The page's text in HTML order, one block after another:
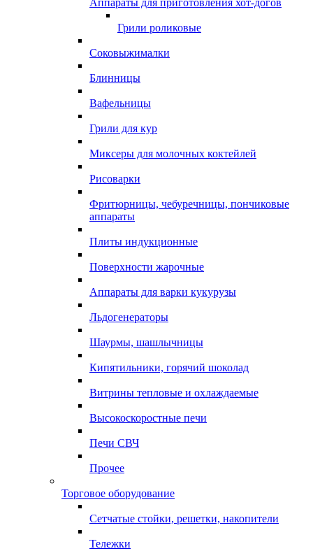
Аппараты для приготовления хот-догов
Грили роликовые
Соковыжималки
Блинницы
Вафельницы
Грили для кур
Миксеры для молочных коктейлей
Рисоварки
Фритюрницы, чебуречницы, пончиковые
аппараты
Плиты индукционные
Поверхности жарочные
Аппараты для варки кукурузы
Льдогенераторы
Шаурмы, шашлычницы
Кипятильники, горячий шоколад
Витрины тепловые и охлаждаемые
Высокоскоростные печи
Печи СВЧ
Прочее
Торговое оборудование
Сетчатые стойки, решетки, накопители
Тележки